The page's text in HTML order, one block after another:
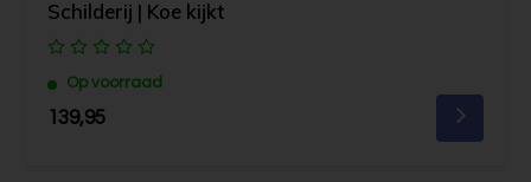
Schilderij | Koe kijkt
Op voorraad
139,95